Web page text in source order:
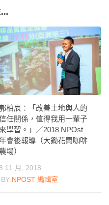
柏辰：「改善土地與人的
任關係，值得我用一輩子
來學習。」／2018 NPOst
會後報導（大鋤花間咖啡
農場）
8 11 月, 2018
BY NPOST 編輯室